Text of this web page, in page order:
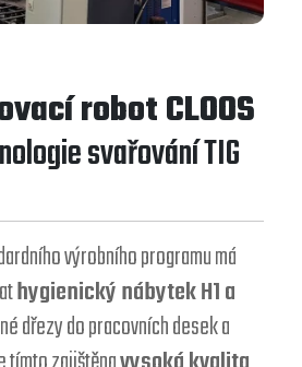
robot CLOOS
svařování TIG
výrobního programu má
hygienický nábytek H1 a
dřezy do pracovních desek a